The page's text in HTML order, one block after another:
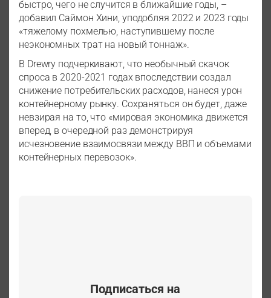
быстро, чего не случится в ближайшие годы, –
добавил Саймон Хини, уподобляя 2022 и 2023 годы
«тяжелому похмелью, наступившему после
неэкономных трат на новый тоннаж».
В Drewry подчеркивают, что необычный скачок
спроса в 2020-2021 годах впоследствии создал
снижение потребительских расходов, нанеся урон
контейнерному рынку. Сохраняться он будет, даже
невзирая на то, что «мировая экономика движется
вперед, в очередной раз демонстрируя
исчезновение взаимосвязи между ВВП и объемами
контейнерных перевозок».
Подписаться на